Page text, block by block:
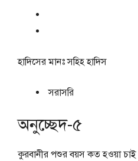
হাদিসের মানঃসহিহ হাদিস
সরাসরি
অনুচ্ছেদ-৫
কুরবানীর পশুর বয়স কত হওয়া চাই